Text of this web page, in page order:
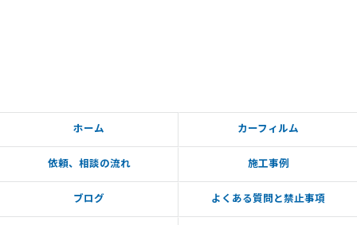
ホーム カーフィルム
依頼、相談の流れ 施工事例
ブログ よくある質問と禁止事項